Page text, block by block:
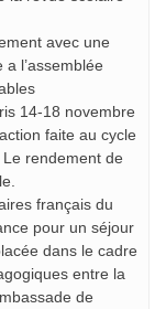
avec une
l’assemblée
14-18 novembre
faite au cycle
rendement de
français du
pour un séjour
dans le cadre
entre la
de